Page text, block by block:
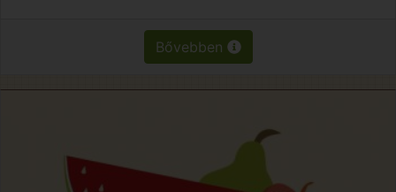
Bővebben